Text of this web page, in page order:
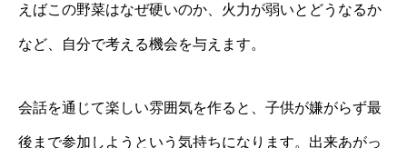
えばこの野菜はなぜ硬いのか、火力が弱いとどうなるか
など、自分で考える機会を与えます。
会話を通じて楽しい雰囲気を作ると、子供が嫌がらず最
後まで参加しようという気持ちになります。出来あがっ